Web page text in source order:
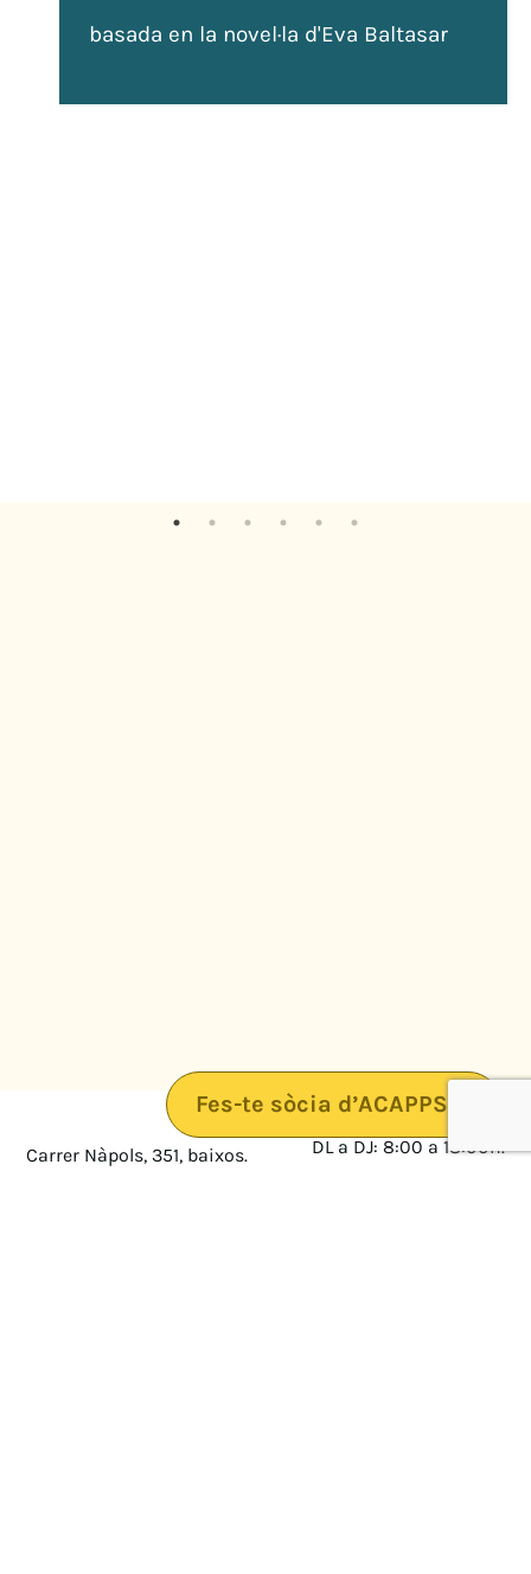
basada en la novel·la d'Eva Baltasar
Fes-te sòcia d’ACAPPS
Carrer Nàpols, 351, baixos.
08025 · Barcelona
DL a DJ: 8:00 a 18:00h.